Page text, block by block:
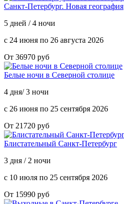
Санкт-Петербург. Новая география
5 дней / 4 ночи
с 24 июня по 26 августа 2026
От 36970 руб
Белые ночи в Северной столице
4 дня/ 3 ночи
с 26 июня по 25 сентября 2026
От 21720 руб
Блистательный Санкт-Петербург
3 дня / 2 ночи
с 10 июля по 25 сентября 2026
От 15990 руб